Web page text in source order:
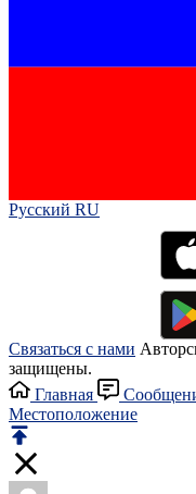
Русский RU‎
Связаться с нами
защищены.
Главная
Местоположение